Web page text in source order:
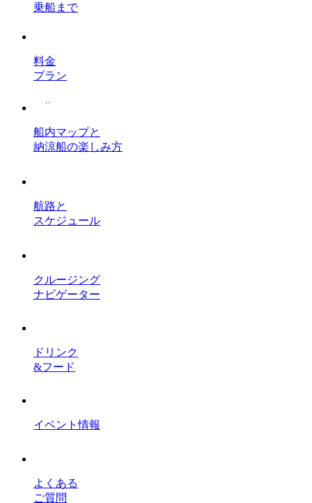
乗船まで
料金
プラン
船内マップと
納涼船の楽しみ方
航路と
スケジュール
クルージング
ナビゲーター
ドリンク
&フード
イベント情報
よくある
ご質問